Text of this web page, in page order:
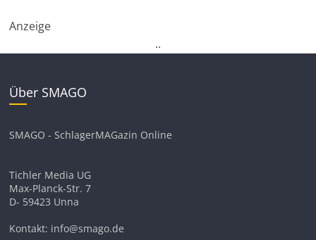
Anzeige
..
Über SMAGO
SMAGO - SchlagerMAGazin Online
Tichler Media UG
Max-Planck-Str. 7
D- 59423 Unna
Kontakt: info@smago.de